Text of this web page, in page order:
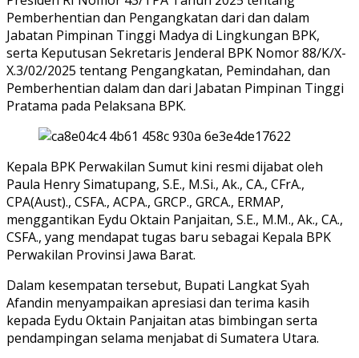
Pemberhentian dan Pengangkatan dari dan dalam
Jabatan Pimpinan Tinggi Madya di Lingkungan BPK,
serta Keputusan Sekretaris Jenderal BPK Nomor 88/K/X-
X.3/02/2025 tentang Pengangkatan, Pemindahan, dan
Pemberhentian dalam dan dari Jabatan Pimpinan Tinggi
Pratama pada Pelaksana BPK.
Kepala BPK Perwakilan Sumut kini resmi dijabat oleh
Paula Henry Simatupang, S.E., M.Si., Ak., CA., CFrA.,
CPA(Aust)., CSFA., ACPA., GRCP., GRCA., ERMAP,
menggantikan Eydu Oktain Panjaitan, S.E., M.M., Ak., CA.,
CSFA., yang mendapat tugas baru sebagai Kepala BPK
Perwakilan Provinsi Jawa Barat.
Dalam kesempatan tersebut, Bupati Langkat Syah
Afandin menyampaikan apresiasi dan terima kasih
kepada Eydu Oktain Panjaitan atas bimbingan serta
pendampingan selama menjabat di Sumatera Utara.